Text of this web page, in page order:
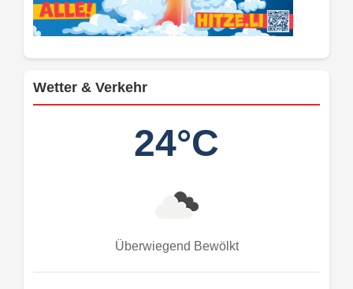
Wetter & Verkehr
24°C
Überwiegend Bewölkt